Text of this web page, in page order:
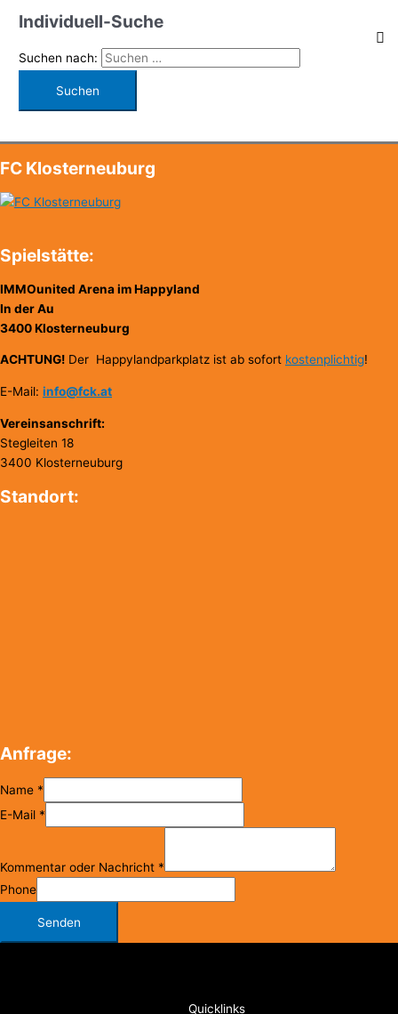
Individuell-Suche
Suchen nach:
FC Klosterneuburg
Spielstätte:
IMMOunited Arena im Happyland
In der Au
3400 Klosterneuburg
ACHTUNG! Der Happylandparkplatz ist ab sofort kostenplichtig!
E-Mail: info@fck.at
Vereinsanschrift:
Stegleiten 18
3400 Klosterneuburg
Standort:
Anfrage:
Name *
E-Mail *
Kommentar oder Nachricht *
Phone
Senden
Quicklinks